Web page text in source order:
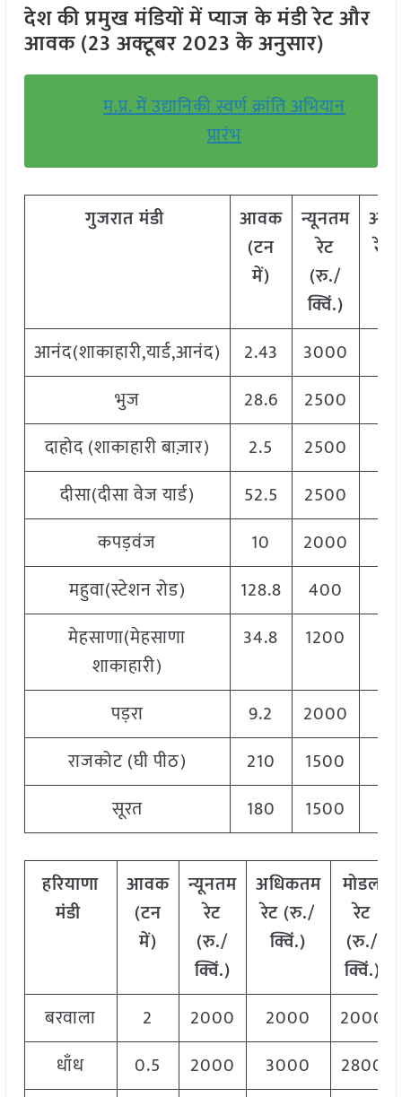
देश की प्रमुख मंडियों में प्याजके मंडी रेट और
आवक (23 अक्टूबर 2023 के अनुसार)
म.प्र. में उद्यानिकी स्वर्ण क्रांति अभियान
प्रारंभ
गुजरातमंडी
आवक
(टन
में)
न्यूनतम
रेट
(रु./
क्विं.)
रेट
आनंद(शाकाहारी,यार्ड,आनंद) 2.43 3000
भुज
28.6 2500
दाहोद (शाकाहारी बाज़ार)
2.5 2500
दीसा(दीसा वेज यार्ड)
52.5 2500
कपड़वंज
10 2000
महुवा(स्टेशन रोड)
128.8 400
मेहसाणा(मेहसाणा
शाकाहारी)
34.8 1200
पड़रा 9.2 2000
राजकोट (घी पीठ)
210 1500
सूरत
180 1500
हरियाणा
मंडी
आवक
(टन
में)
न्यूनतम
रेट
(रु./
क्विं.)
अधिकतम
रेट (रु./
क्विं.)
मोडल
रेट
(रु./
क्विं.)
बरवाला
2 2000 2000
2000
धाँध
0.5 2000 3000
2800